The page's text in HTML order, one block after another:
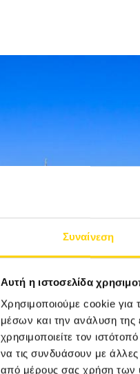
Συναίνεση
Αυτή η ιστοσελίδα
Χρησιμοποιούμε cookie για
μέσων και την ανάλυση
χρησιμοποιείτε τον
να τις συνδυάσουν με
από μέρους σας χρήση των